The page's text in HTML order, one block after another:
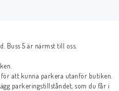
Buss 5 är närmst till oss.
att kunna parkera utanför butiken.
parkeringstillståndet, som du får i